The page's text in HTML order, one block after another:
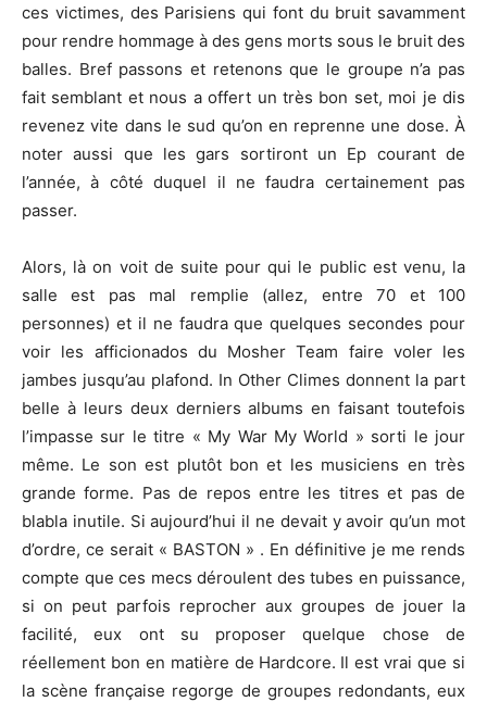
ces victimes, des Parisiens qui font du bruit savamment
pour rendre hommage à des gens morts sous le bruit des
balles. Bref passons et retenons que le groupe n’a pas
fait semblant et nous a offert un très bon set, moi je dis
revenez vite dans le sud qu’on en reprenne une dose. À
noter aussi que les gars sortiront un Ep courant de
l’année, à côté duquel il ne faudra certainement pas
passer.
Alors, là on voit de suite pour qui le public est venu, la
salle est pas mal remplie (allez, entre 70 et 100
personnes) et il ne faudra que quelques secondes pour
voir les afficionados du Mosher Team faire voler les
jambes jusqu’au plafond. In Other Climes donnent la part
belle à leurs deux derniers albums en faisant toutefois
l’impasse sur le titre « My War My World » sorti le jour
même. Le son est plutôt bon et les musiciens en très
grande forme. Pas de repos entre les titres et pas de
blabla inutile. Si aujourd’hui il ne devait y avoir qu’un mot
d’ordre, ce serait « BASTON » . En définitive je me rends
compte que ces mecs déroulent des tubes en puissance,
si on peut parfois reprocher aux groupes de jouer la
facilité, eux ont su proposer quelque chose de
réellement bon en matière de Hardcore. Il est vrai que si
la scène française regorge de groupes redondants, eux